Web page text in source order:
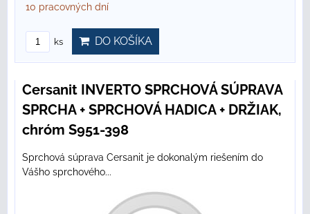
10 pracovných dní
ks DO KOŠÍKA
Cersanit INVERTO SPRCHOVÁ SÚPRAVA
SPRCHA + SPRCHOVÁ HADICA + DRŽIAK,
chróm S951-398
Sprchová súprava Cersanit je dokonalým riešením do
Vášho sprchového...